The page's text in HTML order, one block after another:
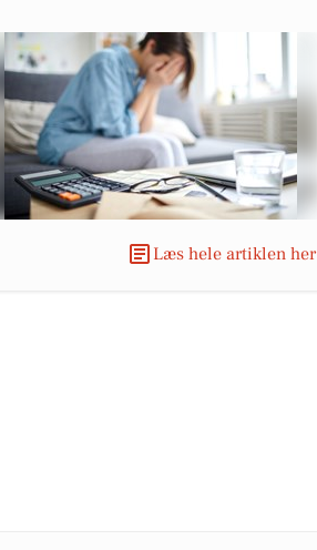
Læs hele artiklen her